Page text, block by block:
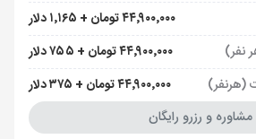
۴۴٬۹۰۰٬۰۰۰ تومان + ۱٬۱۶۵ دلار
نفر)
۴۴٬۹۰۰٬۰۰۰ تومان + ۷۵۵ دلار
۴۴٬۹۰۰٬۰۰۰ تومان + ۳۷۵ دلار
مشاوره و رزرو رایگان